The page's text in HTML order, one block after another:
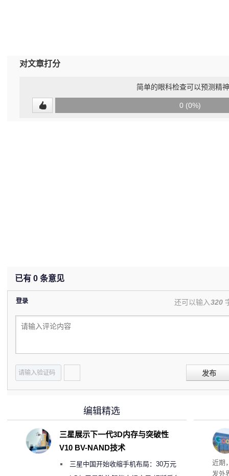
对文章打分
简单的眼科检查可以预测精
0 (0%)
已有 0 条意见
登录 还可以输入320
发布
环
近期
发外
编辑精选
三星展示下一代3D内存与突破性
V10 BV-NAND技术
三星中国开始收缩手机布局：30万元